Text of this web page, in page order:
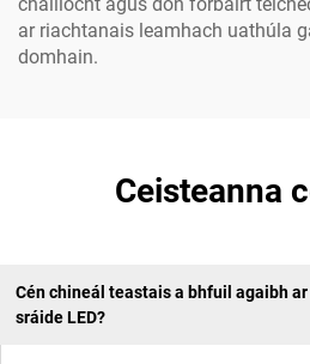
ar riachtanais leamhach uathúla
domhain.
Ceisteanna
Cén chineál teastais a bhfuil agaibh
sráide LED?